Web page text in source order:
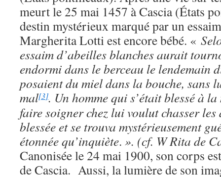
meurt le 25 mai 1457 à Cascia (États
destin mystérieux marqué par un
Margherita Lotti est encore bébé. «
essaim d’abeilles blanches aurait
endormi dans le berceau le lendemain
posaient du miel dans la bouche, sans
mal[3]. Un homme qui s’était blessé à
faire soigner chez lui voulut chasser
blessée et se trouva mystérieusement
étonnée qu’inquiète. ». (cf. W Rita de
Canonisée le 24 mai 1900, son corps
de Cascia. Aussi, la lumière de son